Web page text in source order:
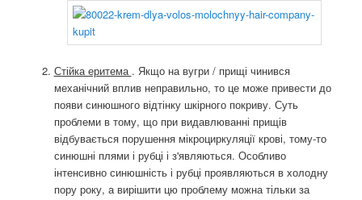
Стійка еритема . Якщо на вугри / прищі чинився
механічний вплив неправильно, то це може привести до
появи синюшного відтінку шкірного покриву. Суть
проблеми в тому, що при видавлюванні прищів
відбувається порушення мікроциркуляції крові, тому-то
синюшні плями і рубці і з'являються. Особливо
інтенсивно синюшність і рубці проявляються в холодну
пору року, а вирішити цю проблему можна тільки за